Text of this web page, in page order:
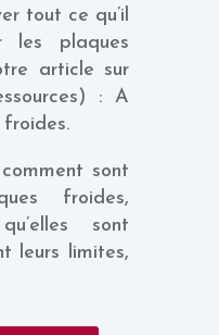
tout ce qu’il
plaques
article sur
: A
sont
froides,
sont
leurs limites,